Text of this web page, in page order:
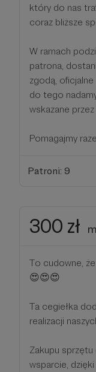
który do nas
coraz bliższe
W ramach
patrona,
zgodą,
do tego
wskazane
Pomagajmy
Patroni: 9
300 zł
To cudowne,
😍😍😍
Ta cegiełka
realizacji
Zakupu
wsparcie,